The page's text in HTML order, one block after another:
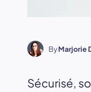
ByMarjorie
Sécurisé,